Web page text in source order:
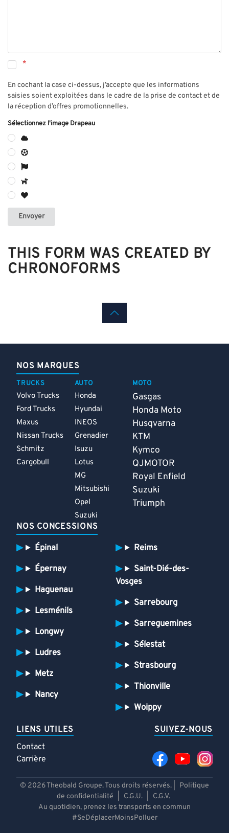
En cochant la case ci-dessus, j’accepte que les informations
saisies soient exploitées dans le cadre de la prise de contact et de
la réception d’offres promotionnelles.
Sélectionnez l'image Drapeau
Envoyer
THIS FORM WAS CREATED BY
CHRONOFORMS
NOS MARQUES
TRUCKS
Volvo Trucks
Ford Trucks
Maxus
Nissan Trucks
Schmitz
Cargobull
AUTO
Honda
Hyundai
INEOS
Grenadier
Isuzu
Lotus
MG
Mitsubishi
Opel
Suzuki
MOTO
Gasgas
Honda Moto
Husqvarna
KTM
Kymco
QJMOTOR
Royal Enfield
Suzuki
Triumph
NOS CONCESSIONS
Épinal
Épernay
Haguenau
Lesménils
Longwy
Ludres
Metz
Nancy
Reims
Saint-Dié-des-
Vosges
Sarrebourg
Sarreguemines
Sélestat
Strasbourg
Thionville
Woippy
LIENS UTILES
Contact
Carrière
SUIVEZ-NOUS
© 2026 Theobald Groupe. Tous droits réservés. |
Politique
de confidentialité
C.G.U.
C.G.V.
Au quotidien, prenez les transports en commun
#SeDéplacerMoinsPolluer